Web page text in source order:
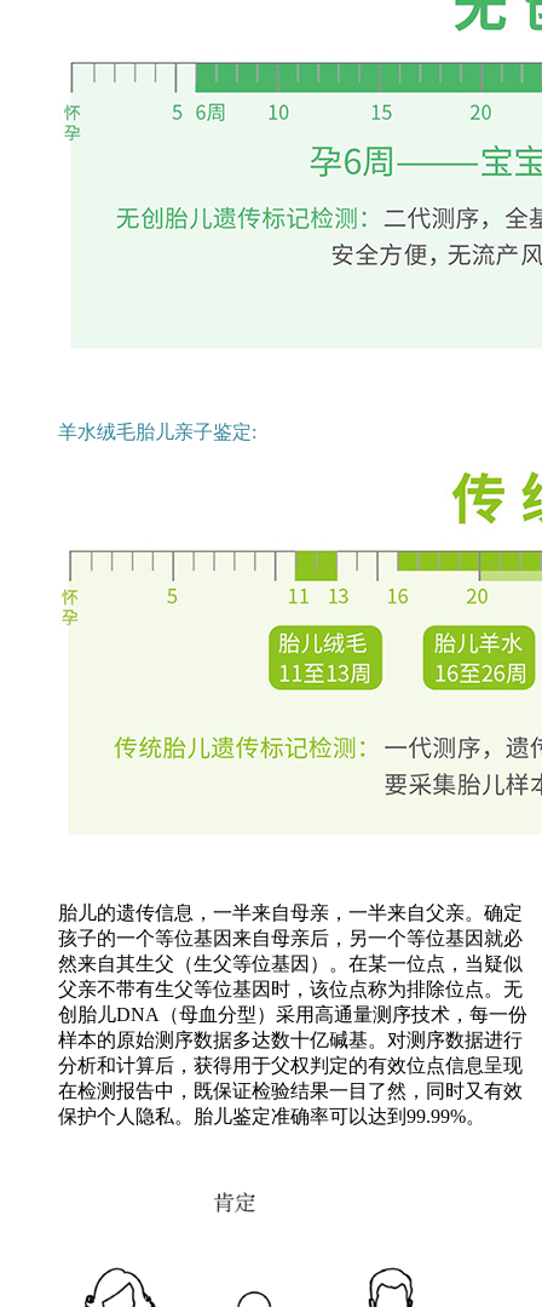
羊水绒毛胎儿亲子鉴定:
胎儿的遗传信息，一半来自母亲，一半来自父亲。确定
孩子的一个等位基因来自母亲后，另一个等位基因就必
然来自其生父（生父等位基因）。在某一位点，当疑似
父亲不带有生父等位基因时，该位点称为排除位点。无
创胎儿DNA（母血分型）采用高通量测序技术，每一份
样本的原始测序数据多达数十亿碱基。对测序数据进行
分析和计算后，获得用于父权判定的有效位点信息呈现
在检测报告中，既保证检验结果一目了然，同时又有效
保护个人隐私。胎儿鉴定准确率可以达到99.99%。